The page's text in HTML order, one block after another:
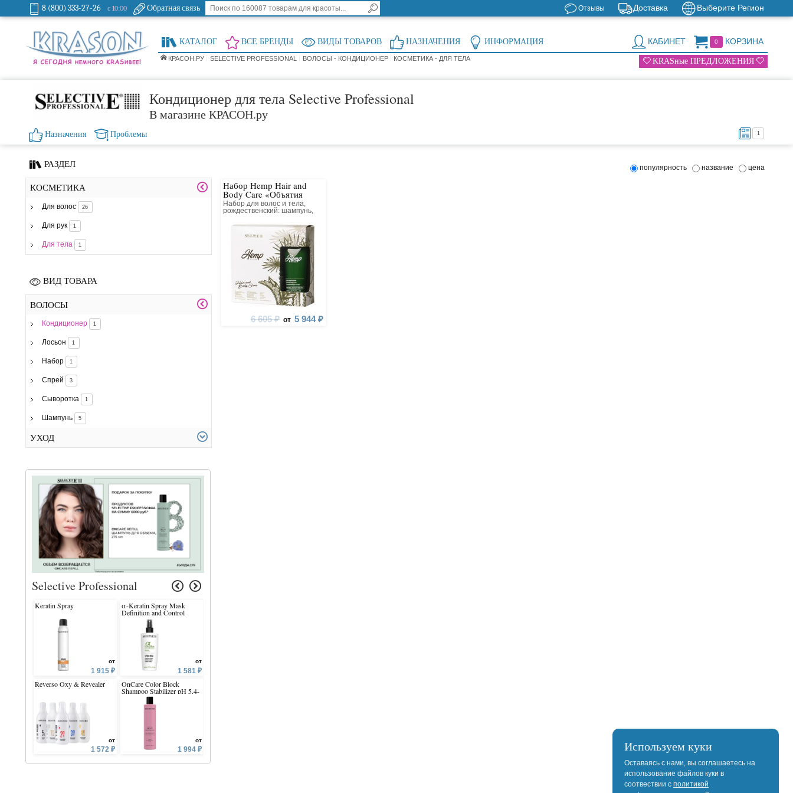
8 (800) 333-27-26 с 10:00 Обратная связь Выберите Регион
Доставка
Отзывы
0 КОРЗИНА
КАБИНЕТ
КАТАЛОГ ВСЕ БРЕНДЫ ВИДЫ ТОВАРОВ НАЗНАЧЕНИЯ ИНФОРМАЦИЯ
КРАСОН.РУ SELECTIVE PROFESSIONAL ВОЛОСЫ - КОНДИЦИОНЕР КОСМЕТИКА - ДЛЯ ТЕЛА KRASные ПРЕДЛОЖЕНИЯ
Кондиционер для тела Selective Professional
В магазине КРАСОН.ру
1
Назначения Проблемы
РАЗДЕЛ
КОСМЕТИКА
Для волос 26
Для рук 1
Для тела 1
ВИД ТОВАРА
ВОЛОСЫ
Кондиционер 1
Лосьон 1
Набор 1
Спрей 3
Сыворотка 1
Шампунь 5
УХОД
Selective Professional
Keratin Spray
от
1 915 ₽
Reverso Oxy & Revealer
от
1 572 ₽
α-Keratin Spray Mask
Definition and Control
от
1 581 ₽
OnCare Color Block
Shampoo Stabilizer pH 5.4-
от
1 994 ₽
популярность название цена
Набор Hemp Hair and
Body Care «Объятия
природы, полные
заботы»
Набор для волос и тела,
рождественский: шампунь,
6 605 ₽ от 5 944 ₽
Используем куки
Оставаясь с нами, вы соглашаетесь на
использование файлов куки в
соотвествии с политикой